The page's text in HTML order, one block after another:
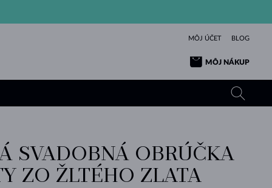
MÔJ ÚČET BLOG
MÔJ NÁKUP
ŽLTÉ ZLATO
RUŽOVÉ ZLATO
TANZANITY
TOPÁSY
TURMALÍNY
VLTAVÍNY
ZAFÍRY
SMARAGDY
SVADOBNÁ OBRÚČKA
ZO ŽLTÉHO ZLATA